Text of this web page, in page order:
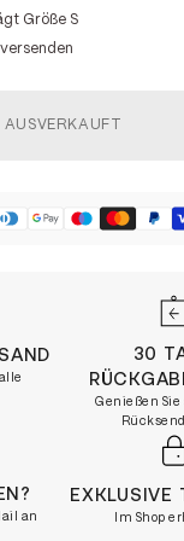
Größe S
AUSVERKAUFT
30
Genießen
an
EXKLUSIVE
Im Shop